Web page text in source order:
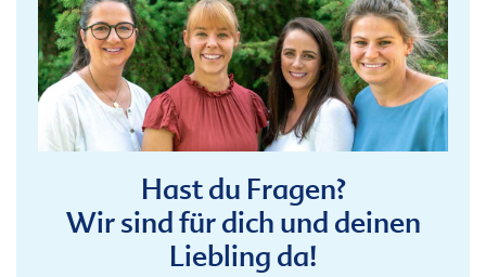
Hast du Fragen?
Wir sind für dich und deinen
Liebling da!